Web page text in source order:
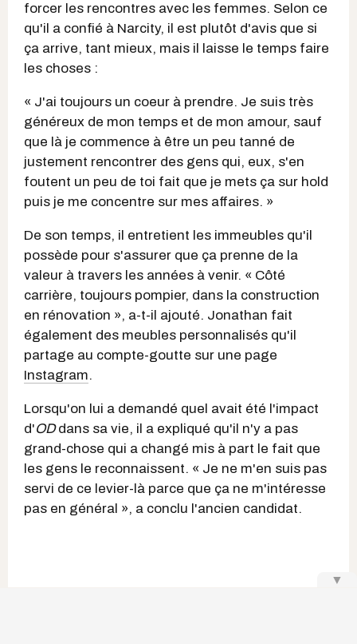
forcer les rencontres avec les femmes. Selon ce
qu'il a confié à Narcity, il est plutôt d'avis que si
ça arrive, tant mieux, mais il laisse le temps faire
les choses :
« J'ai toujours un coeur à prendre. Je suis très
généreux de mon temps et de mon amour, sauf
que là je commence à être un peu tanné de
justement rencontrer des gens qui, eux, s'en
foutent un peu de toi fait que je mets ça sur hold
puis je me concentre sur mes affaires. »
De son temps, il entretient les immeubles qu'il
possède pour s'assurer que ça prenne de la
valeur à travers les années à venir. « Côté
carrière, toujours pompier, dans la construction
en rénovation », a-t-il ajouté. Jonathan fait
également des meubles personnalisés qu'il
partage au compte-goutte sur une page
Instagram.
Lorsqu'on lui a demandé quel avait été l'impact
d'ODdans sa vie, il a expliqué qu'il n'y a pas
grand-chose qui a changé mis à part le fait que
les gens le reconnaissent. « Je ne m'en suis pas
servi de ce levier-là parce que ça ne m'intéresse
pas en général », a conclu l'ancien candidat.
▼